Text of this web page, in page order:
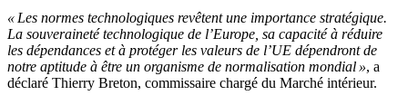
« Les normes technologiques revêtent une importance stratégique.
La souveraineté technologique de l’Europe, sa capacité à réduire
les dépendances et à protéger les valeurs de l’UE dépendront de
notre aptitude à être un organisme de normalisation mondial », a
déclaré Thierry Breton, commissaire chargé du Marché intérieur.